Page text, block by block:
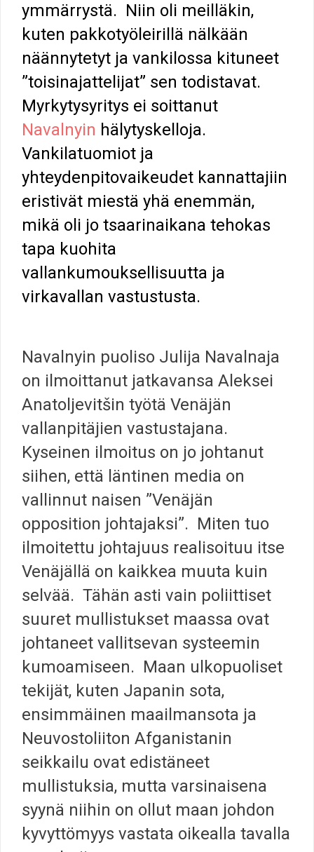
ymmärrystä. Niin oli meilläkin,
kuten pakkotyöleirillä nälkään
näännytetyt ja vankilossa kituneet
”toisinajattelijat” sen todistavat.
Myrkytysyritys ei soittanut
Navalnyin hälytyskelloja.
Vankilatuomiot ja
yhteydenpitovaikeudet kannattajiin
eristivät miestä yhä enemmän,
mikä oli jo tsaarinaikana tehokas
tapa kuohita
vallankumouksellisuutta ja
virkavallan vastustusta.
Navalnyin puoliso Julija Navalnaja
on ilmoittanut jatkavansa Aleksei
Anatoljevitšin työtä Venäjän
vallanpitäjien vastustajana.
Kyseinen ilmoitus on jo johtanut
siihen, että läntinen media on
vallinnut naisen ”Venäjän
opposition johtajaksi”. Miten tuo
ilmoitettu johtajuus realisoituu itse
Venäjällä on kaikkea muuta kuin
selvää. Tähän asti vain poliittiset
suuret mullistukset maassa ovat
johtaneet vallitsevan systeemin
kumoamiseen. Maan ulkopuoliset
tekijät, kuten Japanin sota,
ensimmäinen maailmansota ja
Neuvostoliiton Afganistanin
seikkailu ovat edistäneet
mullistuksia, mutta varsinaisena
syynä niihin on ollut maan johdon
kyvyttömyys vastata oikealla tavalla